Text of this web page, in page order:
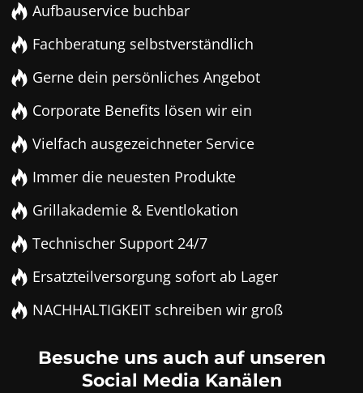
Aufbauservice buchbar
Fachberatung selbstverständlich
Gerne dein persönliches Angebot
Corporate Benefits lösen wir ein
Vielfach ausgezeichneter Service
Immer die neuesten Produkte
Grillakademie & Eventlokation
Technischer Support 24/7
Ersatzteilversorgung sofort ab Lager
NACHHALTIGKEIT schreiben wir groß
Besuche uns auch auf unseren
Social Media Kanälen